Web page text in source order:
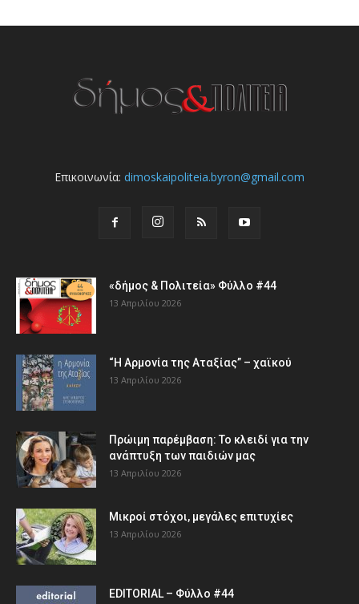
Επικοινωνία: dimoskaipoliteia.byron@gmail.com
«δήμος & Πολιτεία» Φύλλο #44
13 Απριλίου 2026
“Η Αρμονία της Αταξίας” – χαϊκού
13 Απριλίου 2026
Πρώιμη παρέμβαση: Το κλειδί για την
ανάπτυξη των παιδιών µας
13 Απριλίου 2026
Μικροί στόχοι, μεγάλες επιτυχίες
13 Απριλίου 2026
EDITORIAL – Φύλλο #44